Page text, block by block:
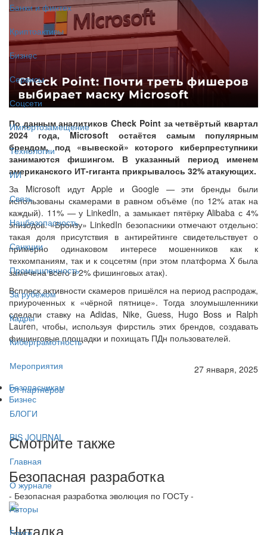
Банки и финтех
Криптоактивы
Бизнес
Сервисы
Соцсети
Импортозамещение
Технологии
ИИ
Связь
Нацбезопасность
Санкции
Промышленность
За рубежом
Кадры
Киберграмотность
Мероприятия
От партнёров
БЛОГИ
BIS JOURNAL
Главная
О журнале
Авторы
Блоги
По данным аналитиков Check Point за четвёртый квартал
2024 года, Microsoft остаётся самым популярным
брендом, под «вывеской» которого киберпреступники
занимаются фишингом. В указанный период именем
американского ИТ-гиганта прикрывалось 32% атакующих.
За Microsoft идут Apple и Google — эти бренды были
использованы скамерами в равном объёме (по 12% атак на
каждый). 11% — у LinkedIn, а замыкает пятёрку Alibaba с 4%
эпизодов. «Бронзу» LinkedIn безопасники отмечают отдельно:
такая доля присутствия в антирейтинге свидетельствует о
примерно одинаковом интересе мошенников как к
техкомпаниям, так и к соцсетям (при этом платформа X была
замечена всего в 2% фишинговых атак).
Всплеск активности скамеров пришёлся на период распродаж,
приуроченных к «чёрной пятнице». Тогда злоумышленники
сделали ставку на Adidas, Nike, Guess, Hugo Boss и Ralph
Lauren, чтобы, используя фирстиль этих брендов, создавать
фишинговые площадки и похищать ПДн пользователей.
27 января, 2025
Безопасникам
Бизнес
Смотрите также
Безопасная разработка
- Безопасная разработка эволюция по ГОСТу -
Читалка